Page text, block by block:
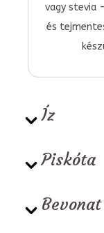
vagy stevia
és
Íz
Piskóta
Bevonat